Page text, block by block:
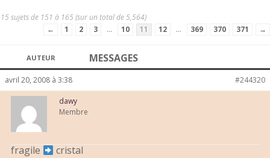
15 sujets de 151 à 165 (sur un total de 5,564)
←
1 2 3 … 10 11 12 … 369 370 371 →
AUTEUR MESSAGES
avril 20, 2008 à 3:38 #244320
dawy
Membre
fragile cristal